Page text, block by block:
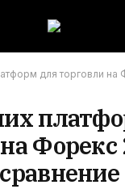
для торговли на Форекс
Форекс